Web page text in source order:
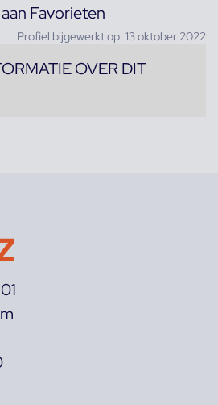
Favorieten
Profiel bijgewerkt op: 13 oktober 2022
OVER DIT